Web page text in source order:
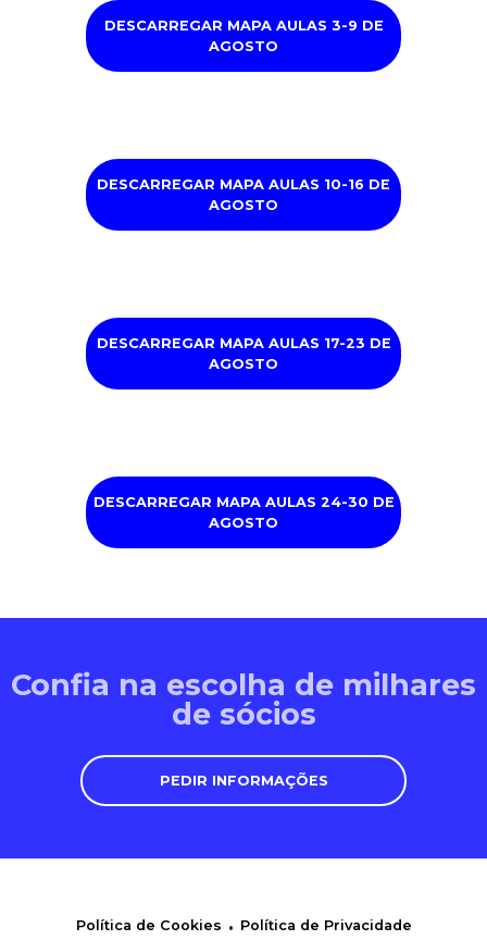
DESCARREGAR MAPA AULAS 3-9 DE
AGOSTO
DESCARREGAR MAPA AULAS 10-16 DE
AGOSTO
DESCARREGAR MAPA AULAS 17-23 DE
AGOSTO
DESCARREGAR MAPA AULAS 24-30 DE
AGOSTO
Confia na escolha de milhares
de sócios
PEDIR INFORMAÇÕES
Política de Cookies . Política de Privacidade